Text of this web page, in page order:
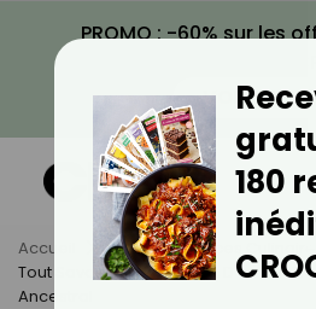
PROMO : -60% sur les
VOIR LA
Accueil Actus
Astuces Culinaires
Tout Savoir Sur Le Bouillon D'os : Un
Ancestral
180